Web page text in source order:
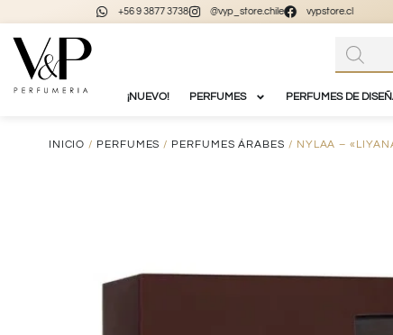
+56 9 3877 3738 @vyp_store.chile vypstore.cl
¡NUEVO! PERFUMES PERFUMES DE
INICIO / PERFUMES / PERFUMES ÁRABES / NYLAA –